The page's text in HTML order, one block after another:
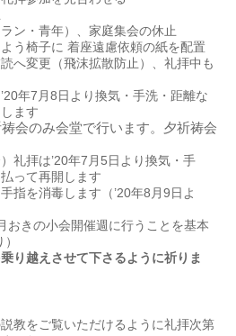
ン・青年）、家庭集会の休止
う椅子に 着座遠慮依頼の紙を配置
へ変更（飛沫拡散防止）、礼拝中も
年7月8日より換気・手洗・距離な
ます
会のみ会堂で行います。夕祈祷会
礼拝は’20年7月5日より換気・手
って再開します
指を消毒します（’20年8月9日よ
おきの小会開催週に行うことを基本
り越えさせて下さるように祈りま
教をご覧いただけるように礼拝次第